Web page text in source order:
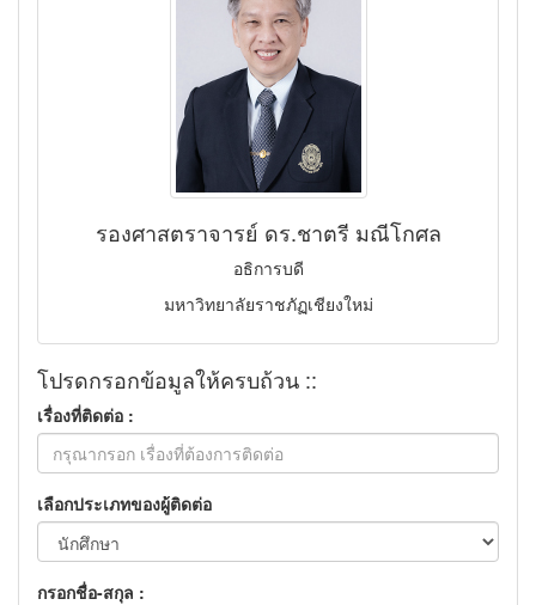
รองศาสตราจารย์ ดร.ชาตรี มณีโกศล
อธิการบดี
มหาวิทยาลัยราชภัฏเชียงใหม่
โปรดกรอกข้อมูลให้ครบถ้วน ::
เรื่องที่ติดต่อ :
เลือกประเภทของผู้ติดต่อ
กรอกชื่อ-สกุล :